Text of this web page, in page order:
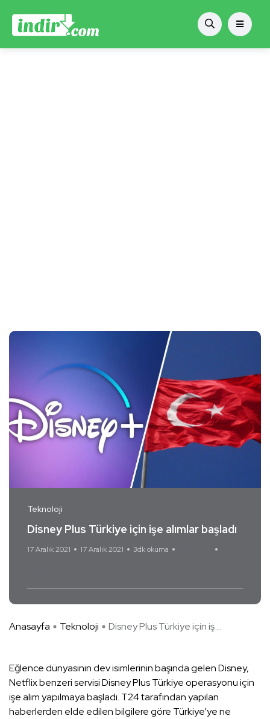
Teknoloji
Disney Plus Türkiye için işe alımlar başladı
17 Aralık 2021 17 Aralık 2021 3dk okuma
Anasayfa Teknoloji Disney Plus Türkiye için iş ...
Eğlence dünyasının dev isimlerinin başında gelen Disney,
Netflix benzeri servisi Disney Plus Türkiye operasyonu için
işe alım yapılmaya başladı. T24 tarafından yapılan
haberlerden elde edilen bilgilere göre Türkiye’ye ne